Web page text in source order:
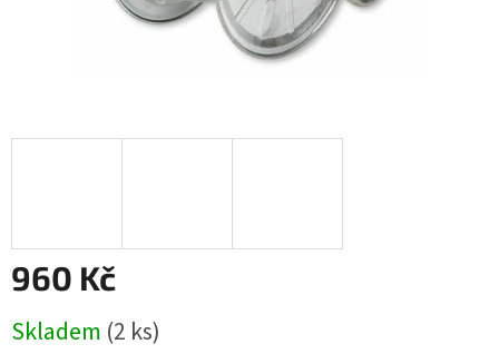
960 Kč
cena:
Skladem (2 ks)